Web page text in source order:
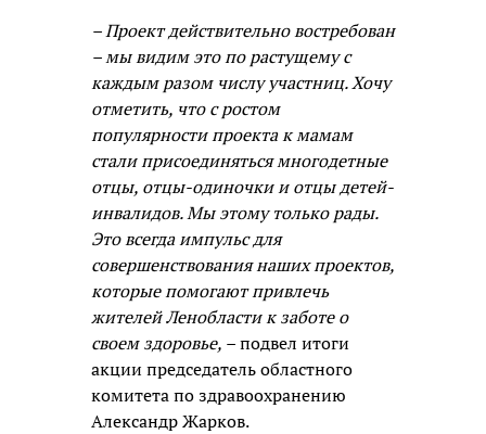
– Проект действительно востребован
– мы видим это по растущему с
каждым разом числу участниц. Хочу
отметить, что с ростом
популярности проекта к мамам
стали присоединяться многодетные
отцы, отцы-одиночки и отцы детей-
инвалидов. Мы этому только рады.
Это всегда импульс для
совершенствования наших проектов,
которые помогают привлечь
жителей Ленобласти к заботе о
своем здоровье, –подвел итоги
акции председатель областного
комитета по здравоохранению
Александр Жарков.